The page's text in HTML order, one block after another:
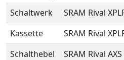
Schaltwerk
SRAM Rival
Kassette
SRAM Rival
Schalthebel
SRAM Rival